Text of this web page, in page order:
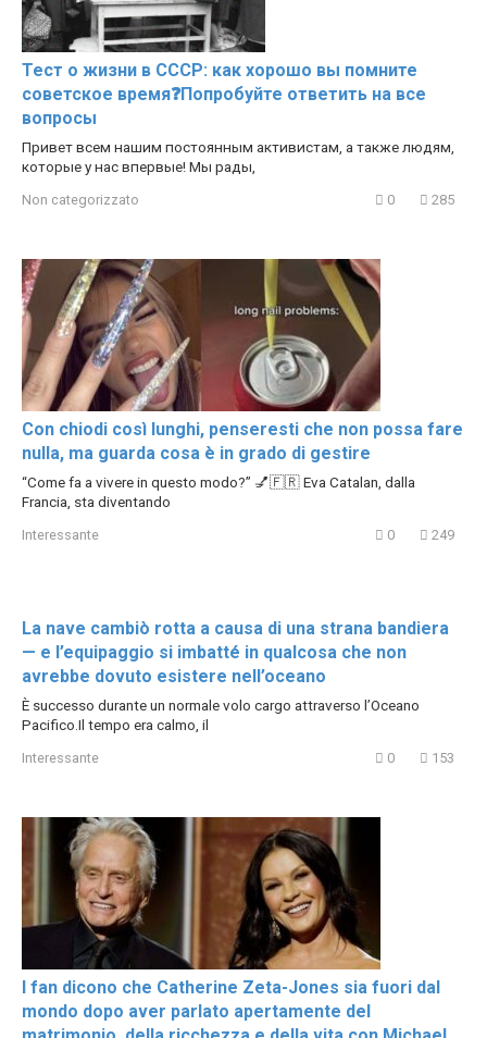
Тест о жизни в СССР: как хорошо вы помните
советское время❓Попробуйте ответить на все
вопросы
Привет всем нашим постоянным активистам, а также людям,
которые у нас впервые! Мы рады,
Non categorizzato 0 285
Con chiodi così lunghi, penseresti che non possa fare
nulla, ma guarda cosa è in grado di gestire
“Come fa a vivere in questo modo?” 💅🇫🇷 Eva Catalan, dalla
Francia, sta diventando
Interessante 0 249
La nave cambiò rotta a causa di una strana bandiera
— e l’equipaggio si imbatté in qualcosa che non
avrebbe dovuto esistere nell’oceano
È successo durante un normale volo cargo attraverso l’Oceano
Pacifico.Il tempo era calmo, il
Interessante 0 153
I fan dicono che Catherine Zeta-Jones sia fuori dal
mondo dopo aver parlato apertamente del